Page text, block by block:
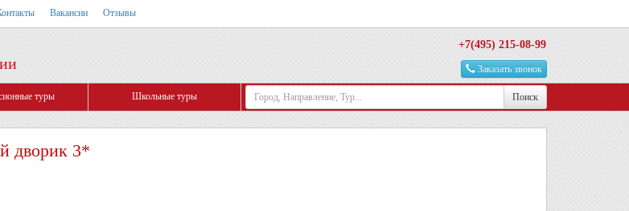
Вакансии Отзывы
+7(495) 215-08-99
Заказать звонок
туры Школьные туры Поиск
дворик 3*